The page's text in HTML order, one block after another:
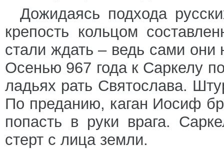
Дожидаясь подхода
крепость кольцом
стали ждать – ведь сами они
Осенью 967 года к Саркелу
ладьях рать Святослава.
По преданию, каган Иосиф
попасть в руки врага.
стерт с лица земли.